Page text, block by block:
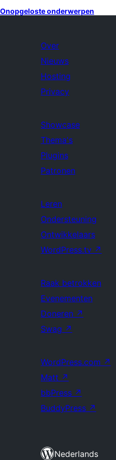
Onopgeloste onderwerpen
Over
Nieuws
Hosting
Privacy
Showcase
Thema's
Plugins
Patronen
Leren
Ondersteuning
Ontwikkelaars
WordPress.tv ↗
Raak betrokken
Evenementen
Doneren ↗
Swag ↗
WordPress.com ↗
Matt ↗
bbPress ↗
BuddyPress ↗
Nederlands